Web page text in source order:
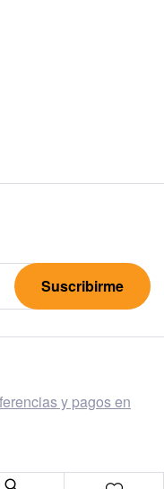
Suscribirme
y pagos en